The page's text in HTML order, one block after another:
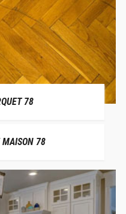
78
MAISON 78